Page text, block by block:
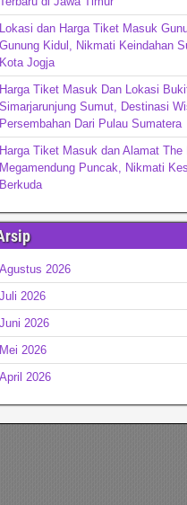
Lokasi dan Harga Tiket Masuk
Gunung Kidul, Nikmati Keindahan
Kota Jogja
Harga Tiket Masuk Dan Lokasi
Simarjarunjung Sumut, Destinasi
Persembahan Dari Pulau Sumatera
Harga Tiket Masuk dan Alamat The
Megamendung Puncak, Nikmati
Berkuda
Agustus 2026
Juli 2026
Juni 2026
Mei 2026
April 2026